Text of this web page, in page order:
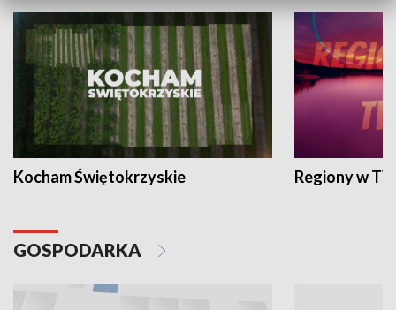
Kocham Świętokrzyskie Regiony w
GOSPODARKA